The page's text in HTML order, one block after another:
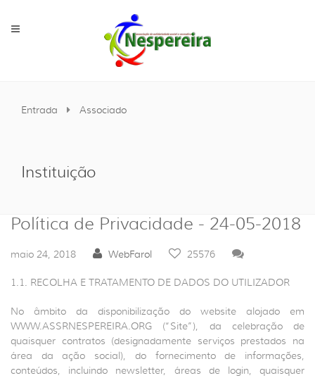
Entrada Associado
Instituição
Política de Privacidade - 24-05-2018
maio 24, 2018 WebFarol 25576
1.1. RECOLHA E TRATAMENTO DE DADOS DO UTILIZADOR
No âmbito da disponibilização do website alojado em
WWW.ASSRNESPEREIRA.ORG (“Site”), da celebração de
quaisquer contratos (designadamente serviços prestados na
área da ação social), do fornecimento de informações,
conteúdos, incluindo newsletter, áreas de login, quaisquer